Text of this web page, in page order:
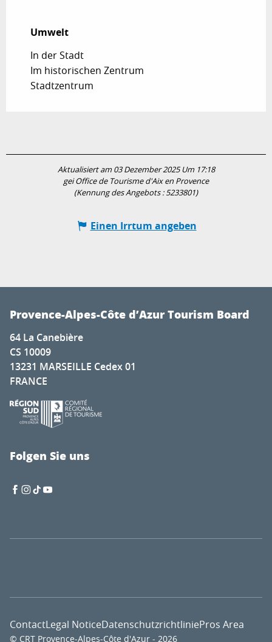
Umwelt
Umwelt
In der Stadt
Im historischen Zentrum
Stadtzentrum
Aktualisiert am 03 Dezember 2025 Um 17:18
gei Office de Tourisme d'Aix en Provence
(Kennung des Angebots :5233801)
Einen Irrtum angeben
Provence-Alpes-Côte d’Azur Tourism Board
64 La Canebière
CS 10009
13231 MARSEILLE Cedex 01
FRANCE
Folgen Sie uns
© CRT Provence-Alpes-Côte d'Azur - 2026
ContactLegal NoticeDatenschutzrichtliniePros Area